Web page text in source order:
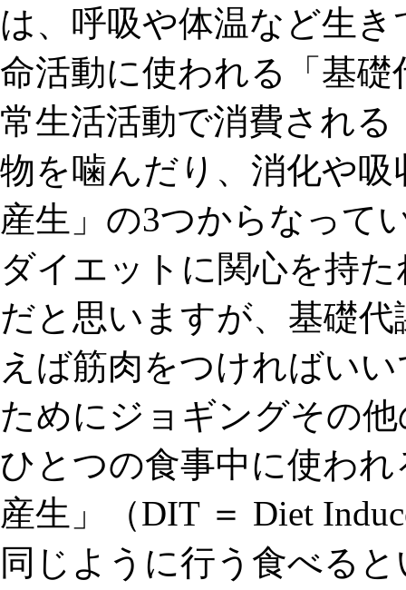
は、呼吸や体温など生
命活動に使われる
「基
常生活活動で消費される
物を噛んだり、消化や
産生」 の3つからなって
ダイエットに関心を持
だと思いますが、基礎
えば筋肉をつければい
ためにジョギングその
ひとつの食事中に使わ
産生」（DIT ＝ Diet
同じように行う食べる